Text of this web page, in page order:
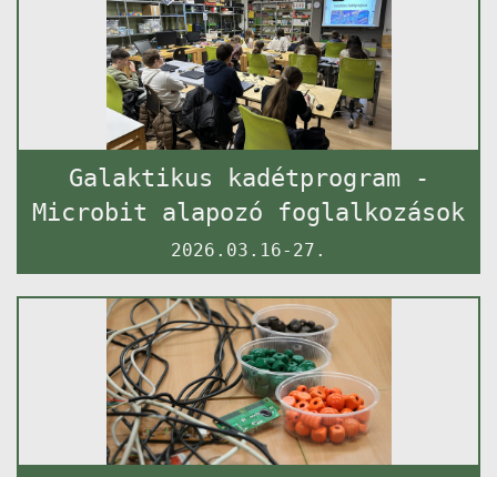
Galaktikus kadétprogram -
Microbit alapozó foglalkozások
2026.03.16-27.